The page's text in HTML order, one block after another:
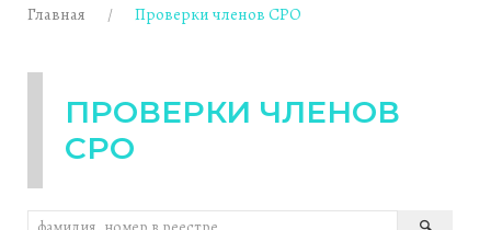
Главная Проверки членов СРО
ПРОВЕРКИ ЧЛЕНОВ
СРО